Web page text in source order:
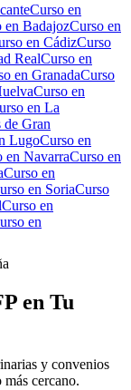
Curso en
en BadajozCurso en
en CádizCurso
RealCurso en
en GranadaCurso
Curso en
en La
de Gran
LugoCurso en
en NavarraCurso en
Curso en
en SoriaCurso
Curso en
en
en Tu
y convenios
cercano.